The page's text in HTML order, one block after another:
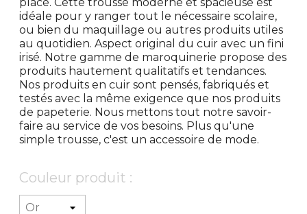
idéale pour y ranger tout le nécessaire scolaire,
ou bien du maquillage ou autres produits utiles
au quotidien. Aspect original du cuir avec un fini
irisé. Notre gamme de maroquinerie propose des
produits hautement qualitatifs et tendances.
Nos produits en cuir sont pensés, fabriqués et
testés avec la même exigence que nos produits
de papeterie. Nous mettons tout notre savoir-
faire au service de vos besoins. Plus qu'une
simple trousse, c'est un accessoire de mode.
Couleur produit :